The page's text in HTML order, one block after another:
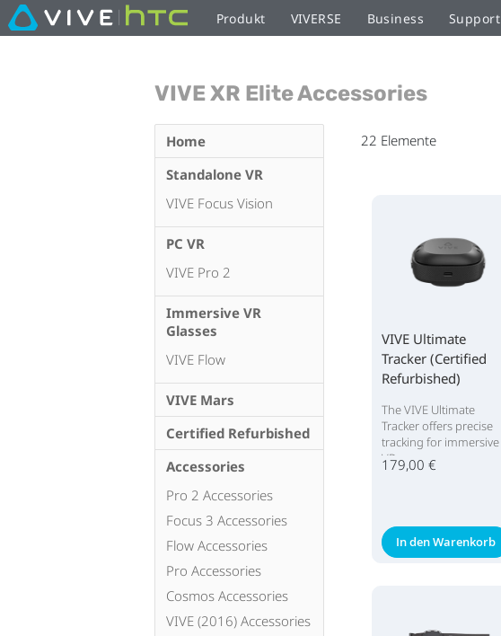
Produkt VIVERSE Business Support
VIVE XR Elite Accessories
22 Elemente
VIVE Ultimate
Tracker (Certified
Refurbished)
The VIVE Ultimate
Tracker offers precise
tracking for immersive
VR.
179,00 €
In den Warenkorb
Home
Standalone VR
VIVE Focus Vision
PC VR
VIVE Pro 2
Immersive VR
Glasses
VIVE Flow
VIVE Mars
Certified Refurbished
Accessories
Pro 2 Accessories
Focus 3 Accessories
Flow Accessories
Pro Accessories
Cosmos Accessories
VIVE (2016) Accessories